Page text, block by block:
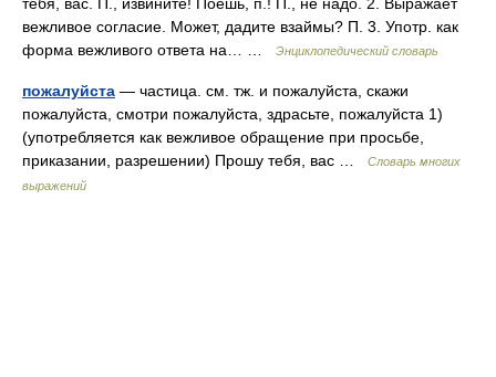
вежливое согласие. Может, дадите взаймы? П. 3. Употр. как
форма вежливого ответа на… …
Энциклопедический словарь
пожалуйста — частица. см. тж. и пожалуйста, скажи
пожалуйста, смотри пожалуйста, здрасьте, пожалуйста 1)
(употребляется как вежливое обращение при просьбе,
приказании, разрешении) Прошу тебя, вас …
Словарь многих
выражений